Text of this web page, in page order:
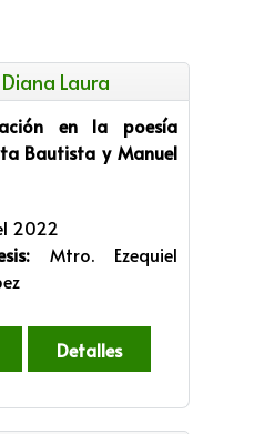
Laura
en la poesía
Bautista y Manuel
2022
Mtro. Ezequiel
Detalles